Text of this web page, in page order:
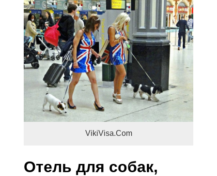
VikiVisa.Com
Отель для собак,